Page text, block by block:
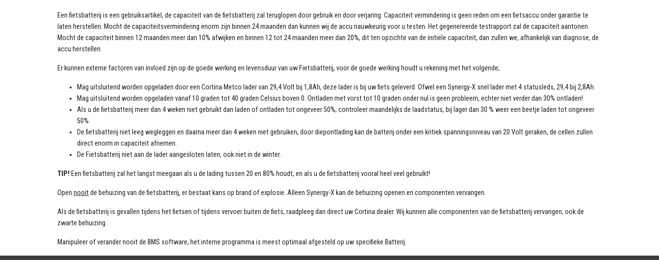
Een fietsbatterij is een gebruiksartikel, de capaciteit van de fietsbatterij zal teruglopen door gebruik en door verjaring. Capaciteit vermindering is geen reden om een fietsaccu onder garantie te
laten herstellen. Mocht de capaciteitsvermindering enorm zijn binnen 24 maanden dan kunnen wij de accu nauwkeurig voor u testen. Het gegenereerde testrapport zal de capaciteit aantonen.
Mocht de capaciteit binnen 12 maanden meer dan 10% afwijken en binnen 12 tot 24 maanden meer dan 20%, dit ten opzichte van de initiële capaciteit, dan zullen we, afhankelijk van diagnose, de
accu herstellen.
Er kunnen externe factoren van invloed zijn op de goede werking en levensduur van uw Fietsbatterij, voor de goede werking houdt u rekening met het volgende;
Mag uitsluitend worden opgeladen door een Cortina Metco lader van 29,4 Volt bij 1,8Ah, deze lader is bij uw fiets geleverd. Ofwel een Synergy-X snel lader met 4 statusleds, 29,4 bij 2,8Ah.
Mag uitsluitend worden opgeladen vanaf 10 graden tot 40 graden Celsius boven 0. Ontladen met vorst tot 10 graden onder nul is geen probleem, echter niet verder dan 30% ontladen!
Als u de fietsbatterij meer dan 4 weken niet gebruikt dan laden of ontladen tot ongeveer 50%, controleer maandelijks de laadstatus, bij lager dan 30 % weer een beetje laden tot ongeveer
50%.
De fietsbatterij niet leeg wegleggen en daarna meer dan 4 weken niet gebruiken, door diepontlading kan de batterij onder een kritiek spanningsniveau van 20 Volt geraken, de cellen zullen
direct enorm in capaciteit afnemen.
De Fietsbatterij niet aan de lader aangesloten laten, ook niet in de winter.
TIP! Een fietsbatterij zal het langst meegaan als u de lading tussen 20 en 80% houdt, en als u de fietsbatterij vooral heel veel gebruikt!
Open nooitde behuizing van de fietsbatterij, er bestaat kans op brand of explosie. Alleen Synergy-X kan de behuizing openen en componenten vervangen.
Als de fietsbatterij is gevallen tijdens het fietsen of tijdens vervoer buiten de fiets, raadpleeg dan direct uw Cortina dealer. Wij kunnen alle componenten van de fietsbatterij vervangen, ook de
zwarte behuizing.
Manipuleer of verander nooit de BMS software, het interne programma is meest optimaal afgesteld op uw specifieke Batterij.